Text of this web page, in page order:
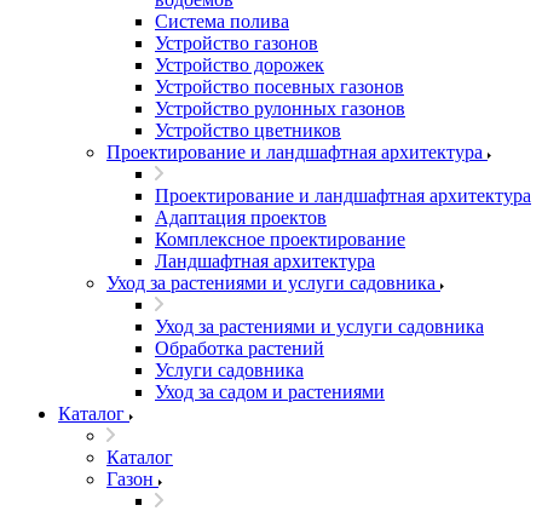
Система полива
Устройство газонов
Устройство дорожек
Устройство посевных газонов
Устройство рулонных газонов
Устройство цветников
Проектирование и ландшафтная архитектура
Проектирование и ландшафтная архитектура
Адаптация проектов
Комплексное проектирование
Ландшафтная архитектура
Уход за растениями и услуги садовника
Уход за растениями и услуги садовника
Обработка растений
Услуги садовника
Уход за садом и растениями
Каталог
Каталог
Газон